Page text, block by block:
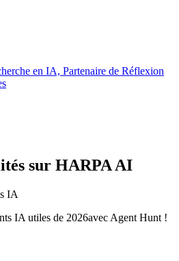
en IA, Partenaire de Réflexion
sur HARPA AI
IA
IA utiles de 2026avec Agent Hunt !